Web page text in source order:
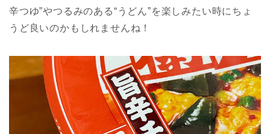
辛つゆ”やつるみのある“うどん”を楽しみたい時にちょ
うど良いのかもしれませんね！